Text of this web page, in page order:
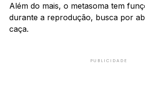
Além do mais, o metasoma tem
durante a reprodução, busca por
caça.
PUBLICIDADE